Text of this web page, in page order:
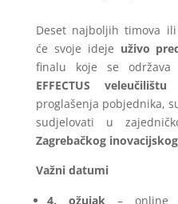
Deset najboljih timova
će svoje ideje uživo
finalu koje se održava
EFFECTUS
proglašenja pobjednika,
sudjelovati u
Zagrebačkog
Važni datumi
4. ožujak – online